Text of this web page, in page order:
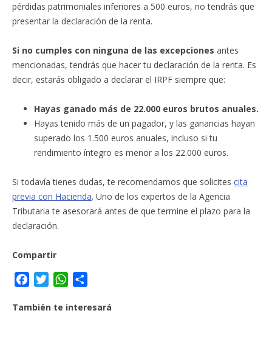
pérdidas patrimoniales inferiores a 500 euros, no tendrás que
presentar la declaración de la renta.
Si no cumples con ninguna de las excepciones antes
mencionadas, tendrás que hacer tu declaración de la renta. Es
decir, estarás obligado a declarar el IRPF siempre que:
Hayas ganado más de 22.000 euros brutos anuales.
Hayas tenido más de un pagador, y las ganancias hayan
superado los 1.500 euros anuales, incluso si tu
rendimiento íntegro es menor a los 22.000 euros.
Si todavía tienes dudas, te recomendamos que solicites cita
previa con Hacienda. Uno de los expertos de la Agencia
Tributaria te asesorará antes de que termine el plazo para la
declaración.
Compartir
c
i
W
a
m
También te interesará